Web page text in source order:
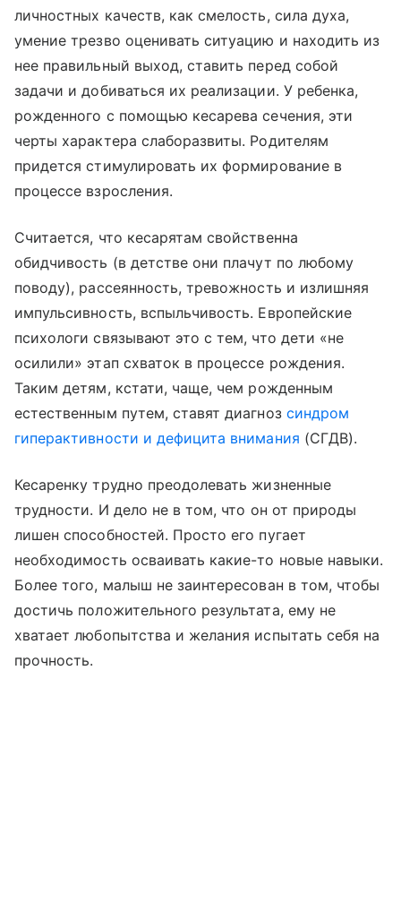
личностных качеств, как смелость, сила духа,
умение трезво оценивать ситуацию и находить из
нее правильный выход, ставить перед собой
задачи и добиваться их реализации. У ребенка,
рожденного с помощью кесарева сечения, эти
черты характера слаборазвиты. Родителям
придется стимулировать их формирование в
процессе взросления.
Считается, что кесарятам свойственна
обидчивость (в детстве они плачут по любому
поводу), рассеянность, тревожность и излишняя
импульсивность, вспыльчивость. Европейские
психологи связывают это с тем, что дети «не
осилили» этап схваток в процессе рождения.
Таким детям, кстати, чаще, чем рожденным
естественным путем, ставят диагноз синдром
гиперактивности и дефицита внимания (СГДВ).
Кесаренку трудно преодолевать жизненные
трудности. И дело не в том, что он от природы
лишен способностей. Просто его пугает
необходимость осваивать какие-то новые навыки.
Более того, малыш не заинтересован в том, чтобы
достичь положительного результата, ему не
хватает любопытства и желания испытать себя на
прочность.